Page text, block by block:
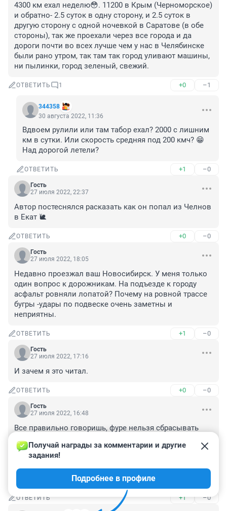
4300 км ехал неделю😳. 11200 в Крым (Черноморское)
и обратно- 2.5 суток в одну сторону, и 2.5 суток в
другую сторону с одной ночевкой в Саратове (в обе
стороны), так же проехали через все города и да
дороги почти во всех лучше чем у нас в Челябинске
были рано утром, так там так город уливают машины,
ни пылинки, город зеленый, свежий.
ОТВЕТИТЬ 1 +0 –1
344358
30 августа 2022, 11:36
Вдвоем рулили или там табор ехал? 2000 с лишним
км в сутки. Или скорость средняя под 200 кмч? 😁
Над дорогой летели?
ОТВЕТИТЬ +1 –0
Гость
27 июля 2022, 22:37
Автор постеснялся расказать как он попал из Челнов
в Екат 🐌
ОТВЕТИТЬ +0 –0
Гость
27 июля 2022, 18:05
Недавно проезжал ваш Новосибирск. У меня только
один вопрос к дорожникам. На подъезде к городу
асфальт ровняли лопатой? Почему на ровной трассе
бугры -удары по подвеске очень заметны и
неприятны.
ОТВЕТИТЬ +1 –0
Гость
27 июля 2022, 17:16
И зачем я это читал.
ОТВЕТИТЬ +0 –0
Гость
27 июля 2022, 16:48
Все правильно говоришь, фуре нельзя сбрасывать
гору или разгоняться!Поэтому,можешь и подождать
пару минут,а не возмущаться!Ты на газ надавил,и
ушёл вперёд,а у фуры так не получится!Уважай других
на дороге и не скули!!!
ОТВЕТИТЬ +1 –0
Получай награды за комментарии и другие
задания!
Подробнее в профиле